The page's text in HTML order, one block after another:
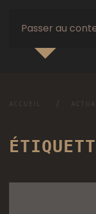
Passer au
ACCUEIL